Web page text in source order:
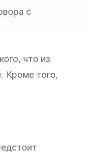
с
что из
Кроме того,